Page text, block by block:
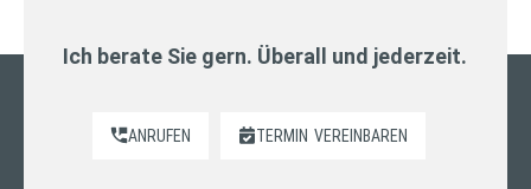
Ich berate Sie gern. Überall und jederzeit.
ANRUFEN TERMIN VEREINBAREN